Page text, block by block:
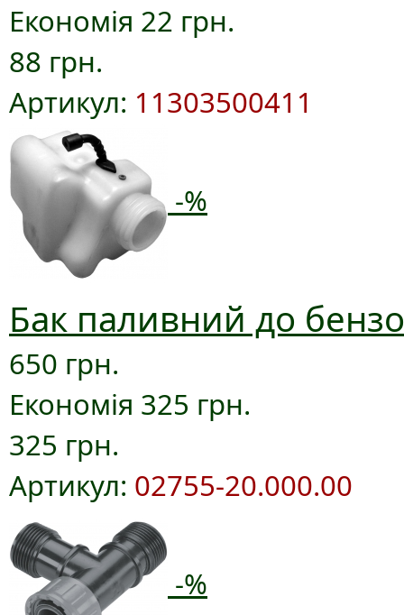
Економія 22 грн.
88 грн.
Артикул: 11303500411
-%
Бак паливний до
650 грн.
Економія 325 грн.
325 грн.
Артикул: 02755-20.000.00
-%